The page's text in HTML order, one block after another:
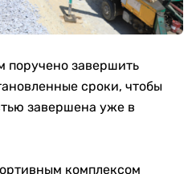
поручено завершить
сроки, чтобы
завершена уже в
комплексом